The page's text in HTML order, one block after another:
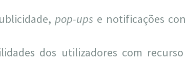
pop-ups e notificações
dos utilizadores com